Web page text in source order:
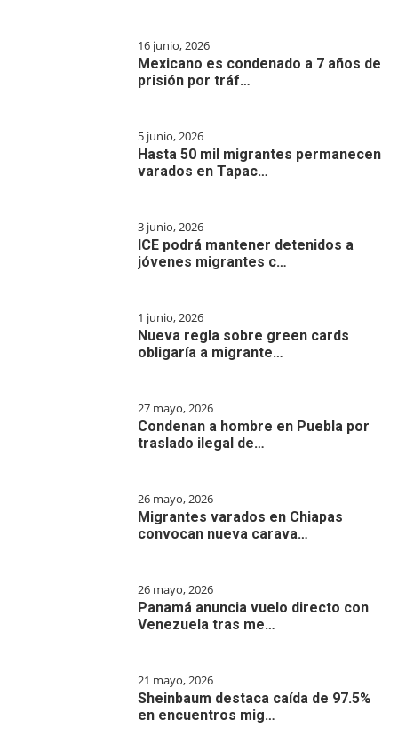
16 junio, 2026
Mexicano es condenado a 7 años de
prisión por tráf…
5 junio, 2026
Hasta 50 mil migrantes permanecen
varados en Tapac…
3 junio, 2026
ICE podrá mantener detenidos a
jóvenes migrantes c…
1 junio, 2026
Nueva regla sobre green cards
obligaría a migrante…
27 mayo, 2026
Condenan a hombre en Puebla por
traslado ilegal de…
26 mayo, 2026
Migrantes varados en Chiapas
convocan nueva carava…
26 mayo, 2026
Panamá anuncia vuelo directo con
Venezuela tras me…
21 mayo, 2026
Sheinbaum destaca caída de 97.5%
en encuentros mig…